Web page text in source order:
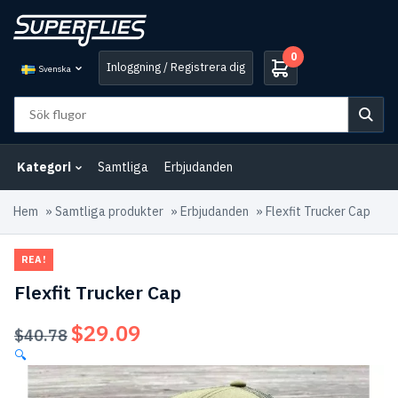
Svenska Inloggning / Registrera dig
0
Kategori Samtliga Erbjudanden
Hem » Samtliga produkter » Erbjudanden » Flexfit Trucker Cap
REA!
Flexfit Trucker Cap
$40.78 Det
priset
var:
$29.09Det
priset
är:
🔍